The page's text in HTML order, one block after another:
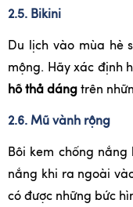
2.5. Bikini
Du lịch vào mùa hè
mộng. Hãy xác định
hồ thả dáng trên
2.6. Mũ vành rộng
Bôi kem chống
nắng khi ra ngoài
có được những bức